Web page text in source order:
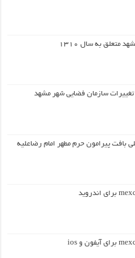
متعلق به سال ۱۳۱۰
سازمان فضایی شهر مشهد
بافت پيرامون حرم مطهر امام رضاعليه